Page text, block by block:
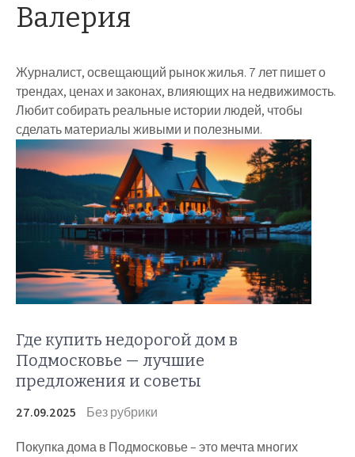
Валерия
Журналист, освещающий рынок жилья. 7 лет пишет о
трендах, ценах и законах, влияющих на недвижимость.
Любит собирать реальные истории людей, чтобы
сделать материалы живыми и полезными.
Где купить недорогой дом в
Подмосковье — лучшие
предложения и советы
27.09.2025 Без рубрики
Покупка дома в Подмосковье – это мечта многих